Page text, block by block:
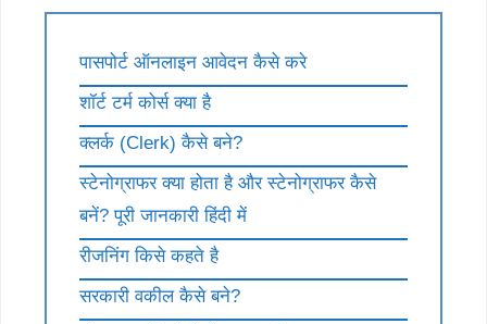
पासपोर्ट ऑनलाइन आवेदन कैसे करे
शॉर्ट टर्म कोर्स क्या है
क्लर्क (Clerk) कैसे बने?
स्टेनोग्राफर क्या होता है और स्टेनोग्राफर कैसे
बनें? पूरी जानकारी हिंदी में
रीजनिंग किसे कहते है
सरकारी वकील कैसे बने?